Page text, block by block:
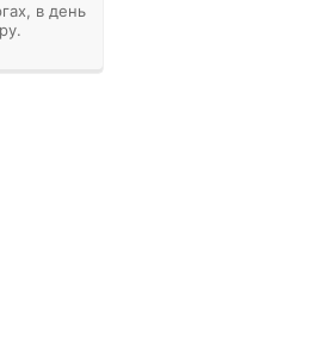
в день